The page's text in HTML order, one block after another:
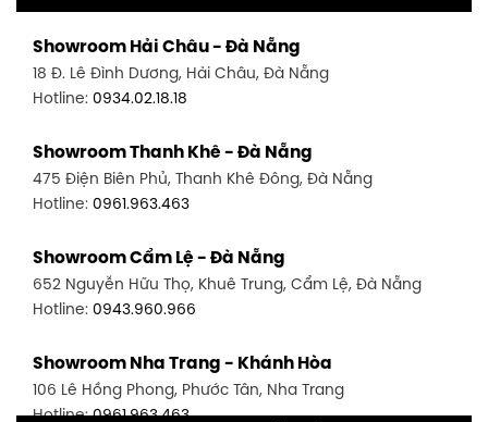
1411 Đường 3/2, P. 16, Quận 11, TP. HCM
Hotline:0906.256.759
1448 Huỳnh Tấn Phát, Phú Thuận, Quận 7, TP HCM
Hotline:0946.480.580
348 Đ. Bạch Đằng, P. 14, Bình Thạnh, TP HCM
Hotline:0902.716.230
591 Hoàng Văn Thụ, P. 4, Tân Bình, TP HCM
Hotline:0906.256.759
Showroom Hải Châu - Đà Nẵng
18 Đ. Lê Đình Dương, Hải Châu, Đà Nẵng
Hotline: 0934.02.18.18
Showroom Thanh Khê - Đà Nẵng
475 Điện Biên Phủ, Thanh Khê Đông, Đà Nẵng
Hotline: 0961.963.463
Showroom Cẩm Lệ - Đà Nẵng
652 Nguyễn Hữu Thọ, Khuê Trung, Cẩm Lệ, Đà Nẵng
Hotline: 0943.960.966
Showroom Nha Trang - Khánh Hòa
106 Lê Hồng Phong, Phước Tân, Nha Trang
Hotline:0961.963.463